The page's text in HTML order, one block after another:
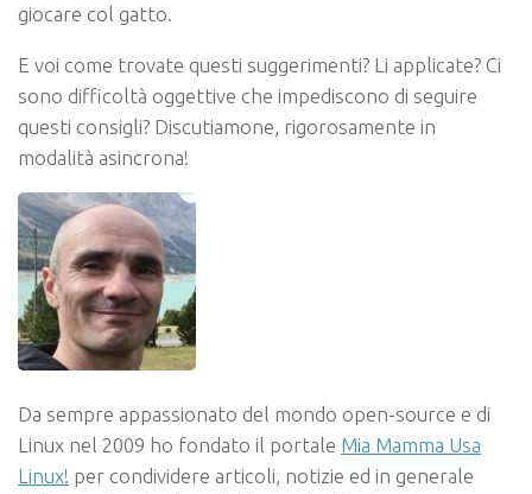
giocare col gatto.
E voi come trovate questi suggerimenti? Li applicate? Ci
sono difficoltà oggettive che impediscono di seguire
questi consigli? Discutiamone, rigorosamente in
modalità asincrona!
Da sempre appassionato del mondo open-source e di
Linux nel 2009 ho fondato il portale Mia Mamma Usa
Linux! per condividere articoli, notizie ed in generale